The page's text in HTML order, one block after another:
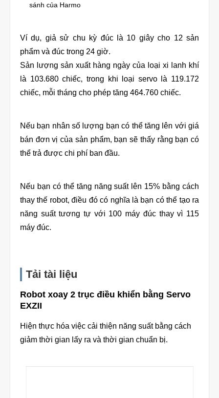
sánh của Harmo
Ví dụ, giả sử chu kỳ đúc là 10 giây cho 12 sản
phẩm và đúc trong 24 giờ.
Sản lượng sản xuất hàng ngày của loại xi lanh khí
là 103.680 chiếc, trong khi loại servo là 119.172
chiếc, mỗi tháng cho phép tăng 464.760 chiếc.
Nếu bạn nhân số lượng bạn có thể tăng lên với giá
bán đơn vị của sản phẩm, bạn sẽ thấy rằng bạn có
thể trả được chi phí ban đầu.
Nếu bạn có thể tăng năng suất lên 15% bằng cách
thay thế robot, điều đó có nghĩa là bạn có thể tạo ra
năng suất tương tự với 100 máy đúc thay vì 115
máy đúc.
Tải tài liệu
Robot xoay 2 trục điều khiển bằng Servo
EXZII
Hiện thực hóa việc cải thiện năng suất bằng cách
giảm thời gian lấy ra và thời gian chuẩn bị.